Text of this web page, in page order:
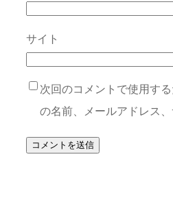
サイト
次回のコメントで使用す
の名前、メールアドレス、